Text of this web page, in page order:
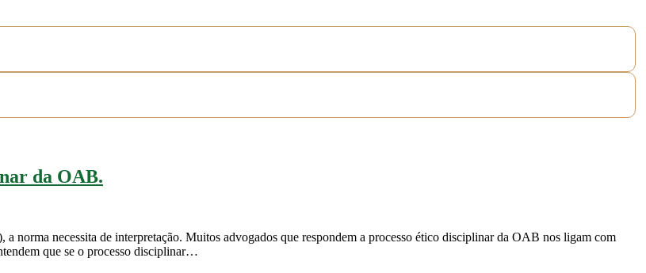
da OAB.
norma necessita de interpretação. Muitos advogados que respondem a processo ético disciplinar da OAB nos ligam com
que se o processo disciplinar…